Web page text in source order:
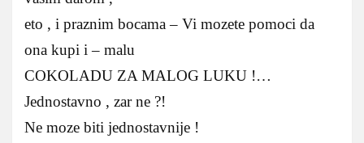
eto , i praznim bocama – Vi mozete pomoci da
ona kupi i – malu
COKOLADU ZA MALOG LUKU !…
Jednostavno , zar ne ?!
Ne moze biti jednostavnije !